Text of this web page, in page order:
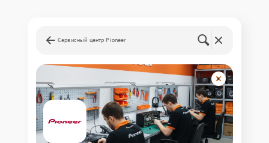
Сервисный центр Pioneer